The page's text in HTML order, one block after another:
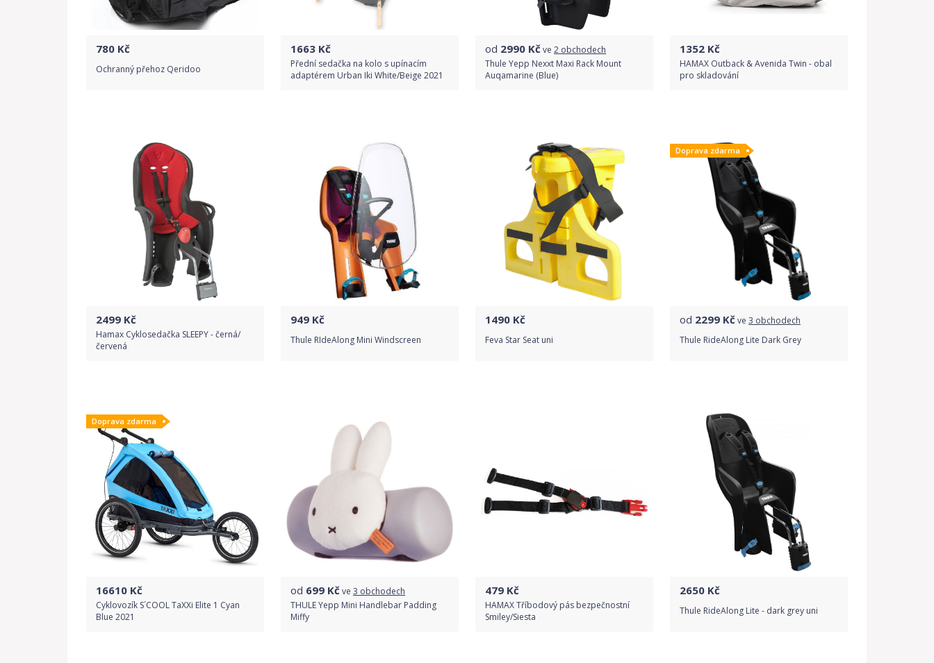
780 Kč
Ochranný přehoz Qeridoo
Detail produktu
1663 Kč
Přední sedačka na kolo s upínacím
adaptérem Urban Iki White/Beige 2021
Detail produktu
od 2990 Kčve 2 obchodech
Thule Yepp Nexxt Maxi Rack Mount
Auqamarine (Blue)
1352 Kč
HAMAX Outback & Avenida Twin - obal
pro skladování
Detail produktu
2499 Kč
Hamax Cyklosedačka SLEEPY - černá/
červená
Detail produktu
949 Kč
Thule RIdeAlong Mini Windscreen
Detail produktu
1490 Kč
Feva Star Seat uni
Doprava zdarma
od 2299 Kčve 3 obchodech
Thule RideAlong Lite Dark Grey
Doprava zdarma
16610 Kč
Cyklovozík S´COOL TaXXi Elite 1 Cyan
Blue 2021
od 699 Kčve 3 obchodech
THULE Yepp Mini Handlebar Padding
Miffy
479 Kč
HAMAX Tříbodový pás bezpečnostní
Smiley/Siesta
2650 Kč
Thule RideAlong Lite - dark grey uni